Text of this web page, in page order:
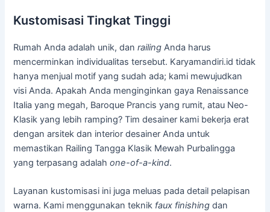
Kustomisasi Tingkat Tinggi
Rumah Anda adalah unik, danrailing Anda harus
mencerminkan individualitas tersebut. Karyamandiri.id tidak
hanya menjual motif yang sudah ada; kami mewujudkan
visi Anda. Apakah Anda menginginkan gaya Renaissance
Italia yang megah, Baroque Prancis yang rumit, atau Neo-
Klasik yang lebih ramping? Tim desainer kami bekerja erat
dengan arsitek dan interior desainer Anda untuk
memastikan Railing Tangga Klasik Mewah Purbalingga
yang terpasang adalahone-of-a-kind.
Layanan kustomisasi ini juga meluas pada detail pelapisan
warna. Kami menggunakan teknik faux finishing dan